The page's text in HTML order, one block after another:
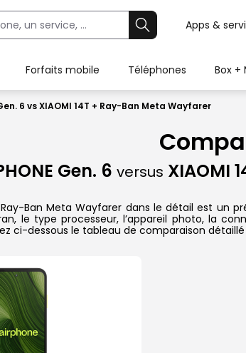
Apps &
Forfaits mobile Téléphones Box +
6 vs XIAOMI 14T + Ray-Ban Meta Wayfarer
Gen. 6 versus XIAOMI
+ Ray-Ban Meta Wayfarer dans le détail est
le type processeur, l’appareil photo, la
ci-dessous le tableau de comparaison